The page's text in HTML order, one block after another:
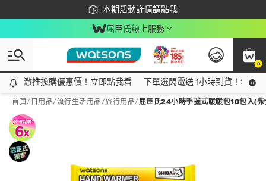
本期活動詳情請點我
下載app最高回饋$350
屈臣氏線上服務
0
激推換購優惠價！立即點我看
激推換購優惠價！立即點我看 下單選閃電送 1小時到貨！領神
首頁/ 日用品/流行生活用品/旅行用品/屈臣氏24小時手握式暖暖包10包入(